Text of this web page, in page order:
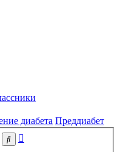
диабета Преддиабет
Поиск